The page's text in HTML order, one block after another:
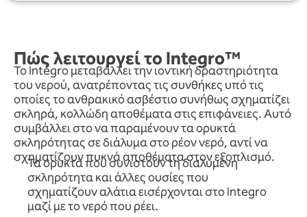
Πώς λειτουργεί το Integro™
Το Integro μεταβάλλει την ιοντική δραστηριότητα
του νερού, ανατρέποντας τις συνθήκες υπό τις
οποίες το ανθρακικό ασβέστιο συνήθως σχηματίζει
σκληρά, κολλώδη αποθέματα στις επιφάνειες. Αυτό
συμβάλλει στο να παραμένουν τα ορυκτά
σκληρότητας σε διάλυμα στο ρέον νερό, αντί να
σχηματίζουν πυκνά αποθέματα στον εξοπλισμό.
Τα ορυκτά που συνιστούν τη διαλυμένη
σκληρότητα και άλλες ουσίες που
σχηματίζουν αλάτια εισέρχονται στο Integro
μαζί με το νερό που ρέει.